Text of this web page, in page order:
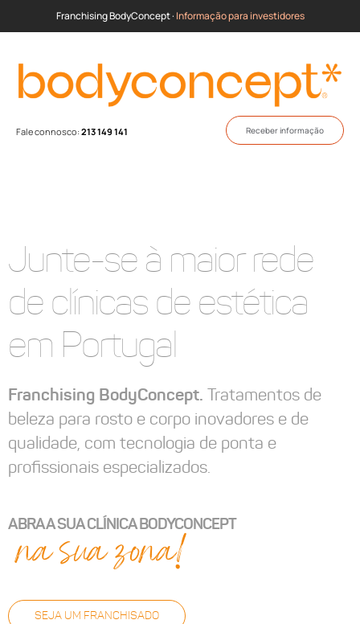
Franchising BodyConcept · Informação para investidores
Fale connosco:213 149 141 Receber informação
Junte-se à maior rede
de clínicas de estética
em Portugal
Franchising BodyConcept. Tratamentos de
beleza para rosto e corpo inovadores e de
qualidade, com tecnologia de ponta e
profissionais especializados.
ABRA A SUA CLÍNICA BODYCONCEPT
na sua zona!
SEJA UM FRANCHISADO